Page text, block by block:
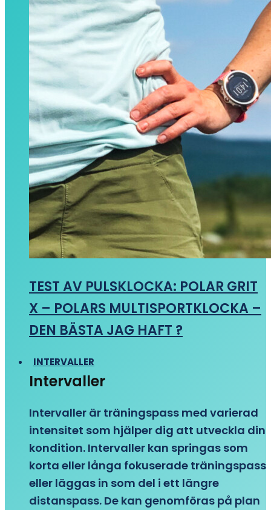
TEST AV PULSKLOCKA: POLAR GRIT
X – POLARS MULTISPORTKLOCKA –
DEN BÄSTA JAG HAFT ?
INTERVALLER
Intervaller
Intervaller är träningspass med varierad
intensitet som hjälper dig att utveckla din
kondition. Intervaller kan springas som
korta eller långa fokuserade träningspass
eller läggas in som del i ett längre
distanspass. De kan genomföras på plan